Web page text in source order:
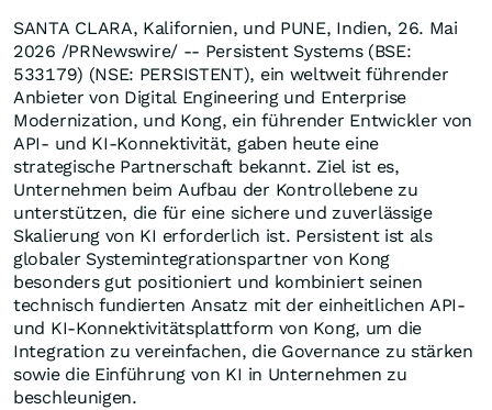
SANTA CLARA, Kalifornien, und PUNE, Indien, 26. Mai
2026 /PRNewswire/ -- Persistent Systems (BSE:
533179) (NSE: PERSISTENT), ein weltweit führender
Anbieter von Digital Engineering und Enterprise
Modernization, und Kong, ein führender Entwickler von
API- und KI-Konnektivität, gaben heute eine
strategische Partnerschaft bekannt. Ziel ist es,
Unternehmen beim Aufbau der Kontrollebene zu
unterstützen, die für eine sichere und zuverlässige
Skalierung von KI erforderlich ist. Persistent ist als
globaler Systemintegrationspartner von Kong
besonders gut positioniert und kombiniert seinen
technisch fundierten Ansatz mit der einheitlichen API-
und KI-Konnektivitätsplattform von Kong, um die
Integration zu vereinfachen, die Governance zu stärken
sowie die Einführung von KI in Unternehmen zu
beschleunigen.